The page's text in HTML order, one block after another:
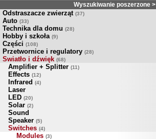
Wyszukiwanie poszerzone >
Odstraszacze zwierząt (37)
Auto (33)
Technika dla domu (28)
Hobby i szkoła (9)
Części (108)
Przetwornice i regulatory (28)
Swiatło i dźwięk (68)
Amplifier + Splitter (11)
Effects (12)
Infrared (4)
Laser
LED (20)
Solar (2)
Sound
Speaker (5)
Switches (4)
Modules (3)